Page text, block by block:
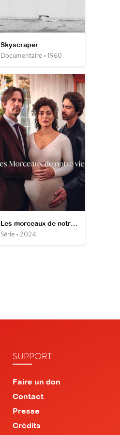
Skyscraper
Documentaire • 1960
Les morceaux de notre vie
Série • 2024
SUPPORT
Faire un don
Contact
Presse
Crédits